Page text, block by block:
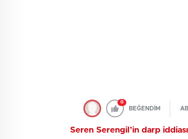
0
BEĞENDİM
Seren Serengil’in darp